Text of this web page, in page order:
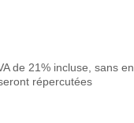
de 21% incluse, sans
répercutées